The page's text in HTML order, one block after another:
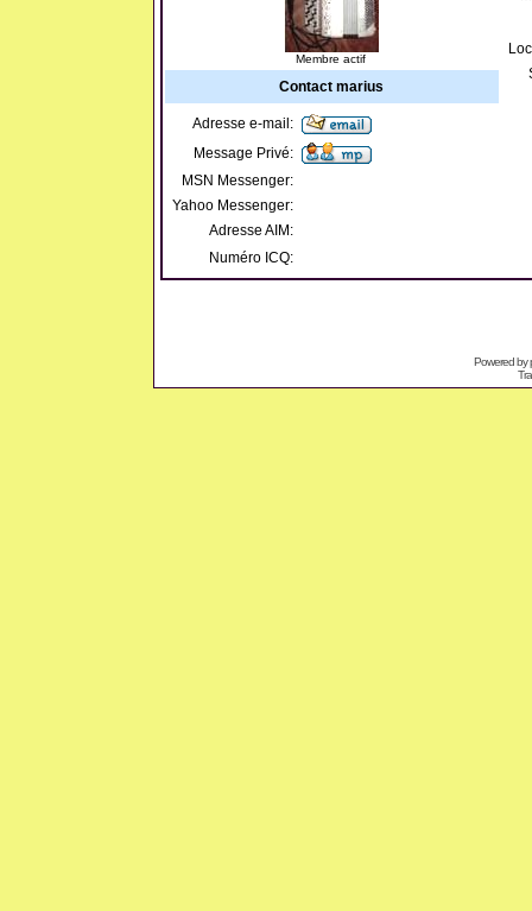
Membre actif
Contact marius
Adresse e-mail:
Message Privé:
MSN Messenger:
Yahoo Messenger:
Adresse AIM:
Numéro ICQ:
Powered by